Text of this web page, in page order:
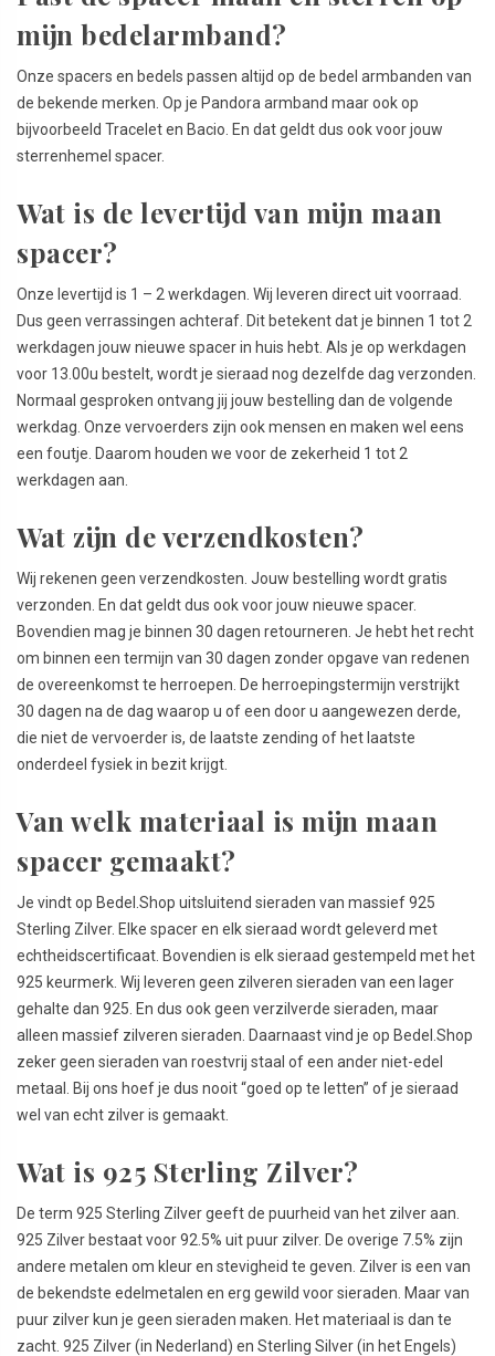
mijn bedelarmband?
Onze spacers en bedels passen altijd op de bedel armbanden van
de bekende merken. Op je Pandora armband maar ook op
bijvoorbeeld Tracelet en Bacio. En dat geldt dus ook voor jouw
sterrenhemel spacer.
Wat is de levertijd van mijn maan
spacer?
Onze levertijd is 1 – 2 werkdagen. Wij leveren direct uit voorraad.
Dus geen verrassingen achteraf. Dit betekent dat je binnen 1 tot 2
werkdagen jouw nieuwe spacer in huis hebt. Als je op werkdagen
voor 13.00u bestelt, wordt je sieraad nog dezelfde dag verzonden.
Normaal gesproken ontvang jij jouw bestelling dan de volgende
werkdag. Onze vervoerders zijn ook mensen en maken wel eens
een foutje. Daarom houden we voor de zekerheid 1 tot 2
werkdagen aan.
Wat zijn de verzendkosten?
Wij rekenen geen verzendkosten. Jouw bestelling wordt gratis
verzonden. En dat geldt dus ook voor jouw nieuwe spacer.
Bovendien mag je binnen 30 dagen retourneren. Je hebt het recht
om binnen een termijn van 30 dagen zonder opgave van redenen
de overeenkomst te herroepen. De herroepingstermijn verstrijkt
30 dagen na de dag waarop u of een door u aangewezen derde,
die niet de vervoerder is, de laatste zending of het laatste
onderdeel fysiek in bezit krijgt.
Van welk materiaal is mijn maan
spacer gemaakt?
Je vindt op Bedel.Shop uitsluitend sieraden van massief 925
Sterling Zilver. Elke spacer en elk sieraad wordt geleverd met
echtheidscertificaat. Bovendien is elk sieraad gestempeld met het
925 keurmerk. Wij leveren geen zilveren sieraden van een lager
gehalte dan 925. En dus ook geen verzilverde sieraden, maar
alleen massief zilveren sieraden. Daarnaast vind je op Bedel.Shop
zeker geen sieraden van roestvrij staal of een ander niet-edel
metaal. Bij ons hoef je dus nooit “goed op te letten” of je sieraad
wel van echt zilver is gemaakt.
Wat is 925 Sterling Zilver?
De term 925 Sterling Zilver geeft de puurheid van het zilver aan.
925 Zilver bestaat voor 92.5% uit puur zilver. De overige 7.5% zijn
andere metalen om kleur en stevigheid te geven. Zilver is een van
de bekendste edelmetalen en erg gewild voor sieraden. Maar van
puur zilver kun je geen sieraden maken. Het materiaal is dan te
zacht. 925 Zilver (in Nederland) en Sterling Silver (in het Engels)